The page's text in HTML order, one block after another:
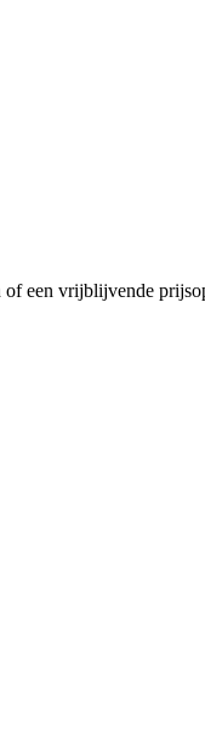
een vrijblijvende